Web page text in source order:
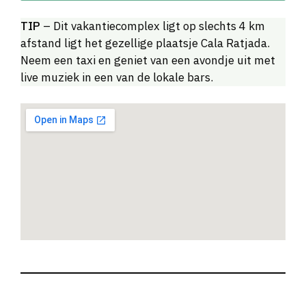
TIP – Dit vakantiecomplex ligt op slechts 4 km
afstand ligt het gezellige plaatsje Cala Ratjada.
Neem een taxi en geniet van een avondje uit met
live muziek in een van de lokale bars.